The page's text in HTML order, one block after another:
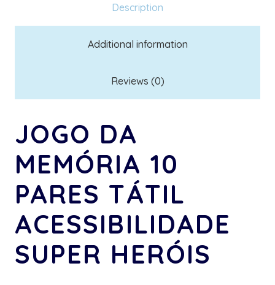
Description
Additional information
Reviews (0)
JOGO DA
MEMÓRIA 10
PARES TÁTIL
ACESSIBILIDADE
SUPER HERÓIS